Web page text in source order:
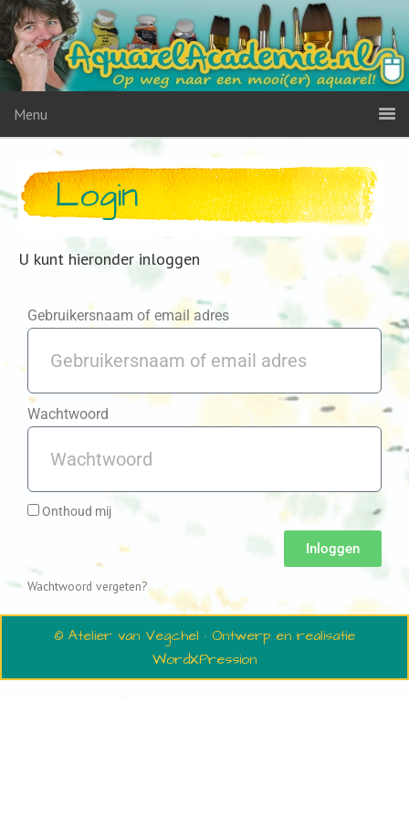
Menu
Login
U kunt hieronder inloggen
Gebruikersnaam of email adres
Wachtwoord
Onthoud mij
Inloggen
Wachtwoord vergeten?
© Atelier van Vegchel · Ontwerp en realisatie
WordXPression